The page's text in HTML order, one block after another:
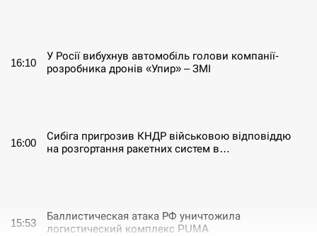
16:10
У Росії вибухнув автомобіль голови компанії-
розробника дронів «Упир» – ЗМІ
16:00
Сибіга пригрозив КНДР військовою відповіддю
на розгортання ракетних систем в…
15:53
Баллистическая атака РФ уничтожила
логистический комплекс PUMA